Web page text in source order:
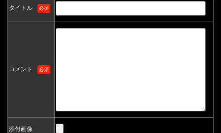
タイトル 必須
コメント 必須
添付画像